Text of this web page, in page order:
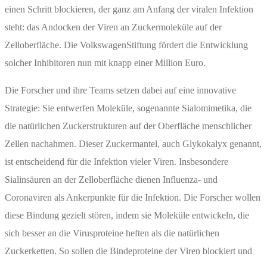
einen Schritt blockieren, der ganz am Anfang der viralen Infektion
steht: das Andocken der Viren an Zuckermoleküle auf der
Zelloberfläche. Die VolkswagenStiftung fördert die Entwicklung
solcher Inhibitoren nun mit knapp einer Million Euro.
Die Forscher und ihre Teams setzen dabei auf eine innovative
Strategie: Sie entwerfen Moleküle, sogenannte Sialomimetika, die
die natürlichen Zuckerstrukturen auf der Oberfläche menschlicher
Zellen nachahmen. Dieser Zuckermantel, auch Glykokalyx genannt,
ist entscheidend für die Infektion vieler Viren. Insbesondere
Sialinsäuren an der Zelloberfläche dienen Influenza- und
Coronaviren als Ankerpunkte für die Infektion. Die Forscher wollen
diese Bindung gezielt stören, indem sie Moleküle entwickeln, die
sich besser an die Virusproteine heften als die natürlichen
Zuckerketten. So sollen die Bindeproteine der Viren blockiert und